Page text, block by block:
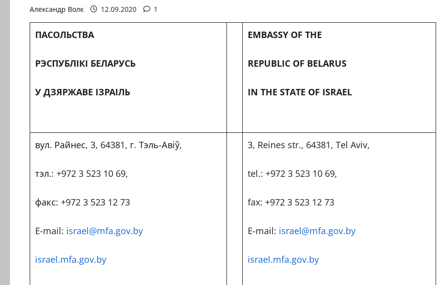
Александр Волк 12.09.2020 1
ПАСОЛЬСТВА
РЭСПУБЛIКI БЕЛАРУСЬ
У ДЗЯРЖАВЕ IЗРАIЛЬ
EMBASSY OF THE
REPUBLIC OF BELARUS
IN THE STATE OF ISRAEL
вул. Райнес, 3, 64381, г. Тэль-Авiў,
тэл.: +972 3 523 10 69,
факс: +972 3 523 12 73
E-mail: israel@mfa.gov.by
israel.mfa.gov.by
3, Reines str., 64381, Tel Aviv,
tel.: +972 3 523 10 69,
fax: +972 3 523 12 73
E-mail: israel@mfa.gov.by
israel.mfa.gov.by